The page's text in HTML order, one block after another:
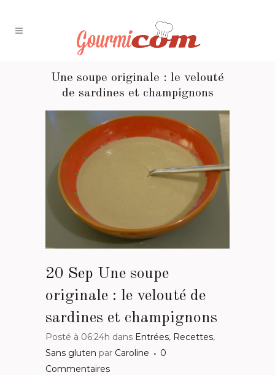
Une soupe originale : le velouté
de sardines et champignons
20 Sep Une soupe
originale : le velouté de
sardines et champignons
Posté à 06:24h dans Entrées, Recettes,
Sans gluten par Caroline
0
Commentaires